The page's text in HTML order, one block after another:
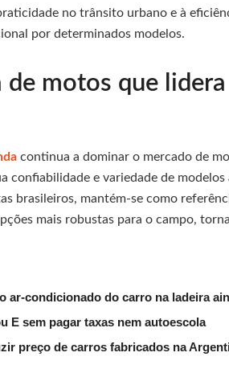
no trânsito urbano e à
por determinados modelos.
de motos que
continua a dominar o mercado de
confiabilidade e variedade de
brasileiros, mantém-se como
mais robustas para o campo,
ar-condicionado do carro na ladeira
E sem pagar taxas nem autoescola
preço de carros fabricados na